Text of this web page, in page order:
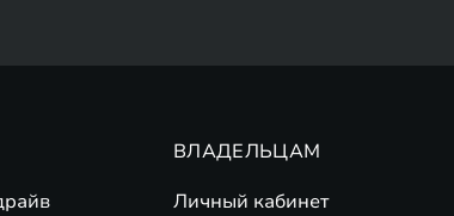
ВЛАДЕЛЬЦАМ
Личный кабинет